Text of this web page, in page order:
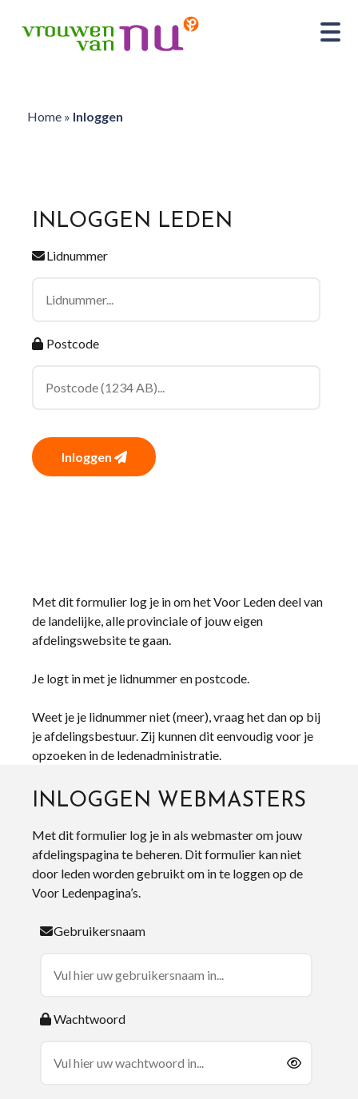
Home» Inloggen
INLOGGEN LEDEN
Lidnummer
Postcode
Inloggen
Met dit formulier log je in om het Voor Leden deel van
de landelijke, alle provinciale of jouw eigen
afdelingswebsite te gaan.
Je logt in met je lidnummer en postcode.
Weet je je lidnummer niet (meer), vraag het dan op bij
je afdelingsbestuur. Zij kunnen dit eenvoudig voor je
opzoeken in de ledenadministratie.
INLOGGEN WEBMASTERS
Met dit formulier log je in als webmaster om jouw
afdelingspagina te beheren. Dit formulier kan niet
door leden worden gebruikt om in te loggen op de
Voor Ledenpagina’s.
Gebruikersnaam
Wachtwoord